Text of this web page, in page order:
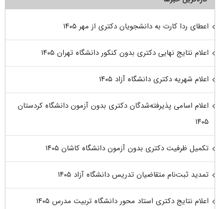
اعطای ردا کارت به دانشجویان دکتری از مهر ۱۴۰۵
اعلام نتایج نهایی دکتری بدون کنکور دانشگاه تهران ۱۴۰۵
اعلام شهریه دکتری دانشگاه آزاد ۱۴۰۵
اعلام اسامی پذیرفته‌شدگان دکتری بدون آزمون دانشگاه کردستان
۱۴۰۵
تکمیل ظرفیت دکتری بدون آزمون دانشگاه کاشان ۱۴۰۵
تمدید ثبت‌نام متقاضیان تدریس دانشگاه آزاد ۱۴۰۵
اعلام نتایج دکتری استاد محور دانشگاه تربیت مدرس ۱۴۰۵